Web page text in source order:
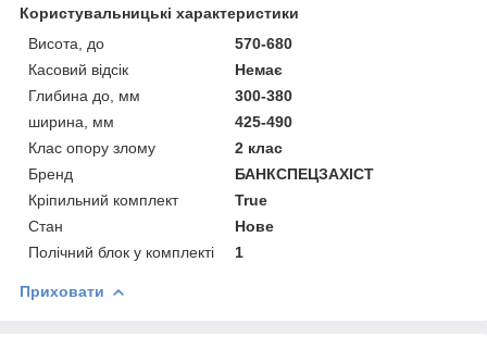
Користувальницькі характеристики
Висота, до
570-680
Касовий відсік
Немає
Глибина до, мм
300-380
ширина, мм
425-490
Клас опору злому
2 клас
Бренд
БАНКСПЕЦЗАХІСТ
Кріпильний комплект
True
Стан
Нове
Полічний блок у комплекті
1
Приховати